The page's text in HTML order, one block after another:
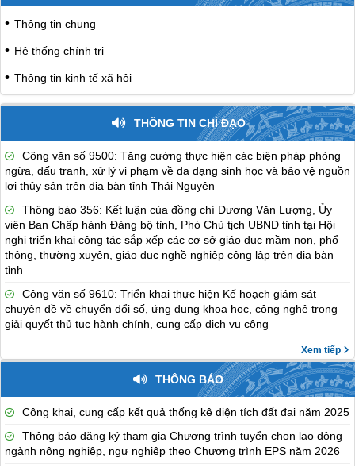
Thông tin chung
Hệ thống chính trị
Thông tin kinh tế xã hội
THÔNG TIN CHỈ ĐẠO
Công văn số 9500: Tăng cường thực hiện các biện pháp phòng
ngừa, đấu tranh, xử lý vi phạm về đa dạng sinh học và bảo vệ nguồn
lợi thủy sản trên địa bàn tỉnh Thái Nguyên
Thông báo 356: Kết luận của đồng chí Dương Văn Lượng, Ủy
viên Ban Chấp hành Đảng bộ tỉnh, Phó Chủ tịch UBND tỉnh tại Hội
nghị triển khai công tác sắp xếp các cơ sở giáo dục mầm non, phổ
thông, thường xuyên, giáo dục nghề nghiệp công lập trên địa bàn
tỉnh
Công văn số 9610: Triển khai thực hiện Kế hoạch giám sát
chuyên đề về chuyển đổi số, ứng dụng khoa học, công nghệ trong
giải quyết thủ tục hành chính, cung cấp dịch vụ công
Xem tiếp
THÔNG BÁO
Công khai, cung cấp kết quả thống kê diện tích đất đai năm 2025
Thông báo đăng ký tham gia Chương trình tuyển chọn lao động
ngành nông nghiệp, ngư nghiệp theo Chương trình EPS năm 2026